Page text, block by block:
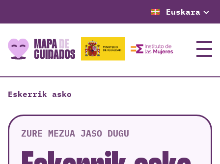
Euskara
Menua
Eskerrik asko
ZURE MEZUA JASO DUGU